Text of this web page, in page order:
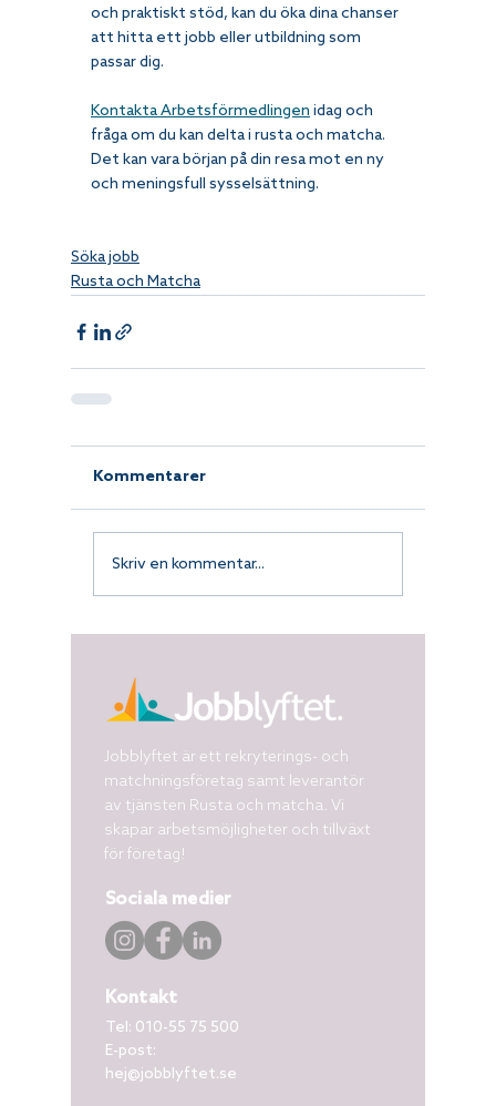
och praktiskt stöd, kan du öka dina chanser
att hitta ett jobb eller utbildning som
passar dig.
Kontakta Arbetsförmedlingen idag och
fråga om du kan delta i rusta och matcha.
Det kan vara början på din resa mot en ny
och meningsfull sysselsättning.
Söka jobb
Rusta och Matcha
Kommentarer
Skriv en kommentar...
Jobblyftet är ett rekryterings- och
matchningsföretag samt leverantör
av tjänsten Rusta och matcha. Vi
skapar arbetsmöjligheter och tillväxt
för företag!
Sociala medier
Kontakt
Tel: 010-55 75 500
E-post:
hej@jobblyftet.se